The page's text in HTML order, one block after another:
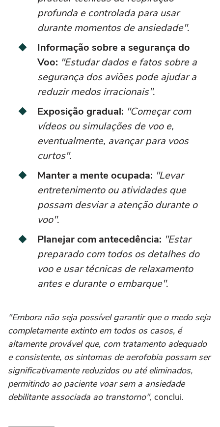
profunda e controlada para usar
durante momentos de ansiedade".
Informação sobre a segurança do
Voo: "Estudar dados e fatos sobre a
segurança dos aviões pode ajudar a
reduzir medos irracionais".
Exposição gradual: "Começar com
vídeos ou simulações de voo e,
eventualmente, avançar para voos
curtos".
Manter a mente ocupada: "Levar
entretenimento ou atividades que
possam desviar a atenção durante o
voo".
Planejar com antecedência: "Estar
preparado com todos os detalhes do
voo e usar técnicas de relaxamento
antes e durante o embarque".
"Embora não seja possível garantir que o medo seja
completamente extinto em todos os casos, é
altamente provável que, com tratamento adequado
e consistente, os sintomas de aerofobia possam ser
significativamente reduzidos ou até eliminados,
permitindo ao paciente voar sem a ansiedade
debilitante associada ao transtorno", conclui.